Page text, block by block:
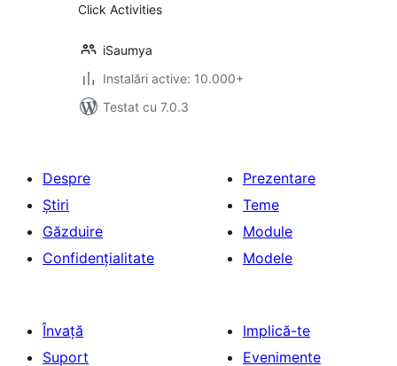
Click Activities
iSaumya
Instalări active: 10.000+
Testat cu 7.0.3
Despre
Știri
Găzduire
Confidențialitate
Prezentare
Teme
Module
Modele
Învață
Suport
Implică-te
Evenimente